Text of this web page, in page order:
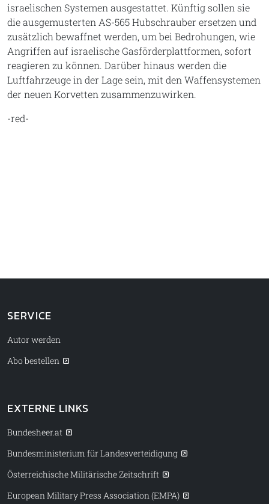
israelischen Systemen ausgestattet. Künftig sollen sie
die ausgemusterten AS-565 Hubschrauber ersetzen und
zusätzlich bewaffnet werden, um bei Bedrohungen, wie
Angriffen auf israelische Gasförderplattformen, sofort
reagieren zu können. Darüber hinaus werden die
Luftfahrzeuge in der Lage sein, mit den Waffensystemen
der neuen Korvetten zusammenzuwirken.
-red-
SERVICE
Autor werden
Abo bestellen
EXTERNE LINKS
Bundesheer.at
Bundesministerium für Landesverteidigung
Österreichische Militärische Zeitschrift
European Military Press Association (EMPA)